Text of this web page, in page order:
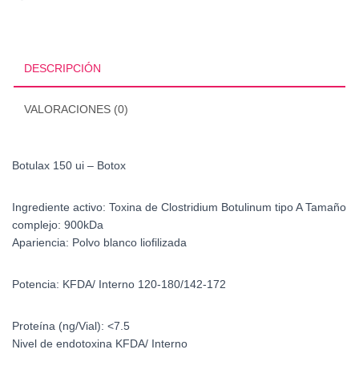
DESCRIPCIÓN
VALORACIONES (0)
Botulax 150 ui – Botox
Ingrediente activo: Toxina de Clostridium Botulinum tipo ATamaño
complejo: 900kDa
Apariencia: Polvo blanco liofilizada
Potencia: KFDA/ Interno 120-180/142-172
Proteína (ng/Vial): <7.5
Nivel de endotoxina KFDA/ Interno